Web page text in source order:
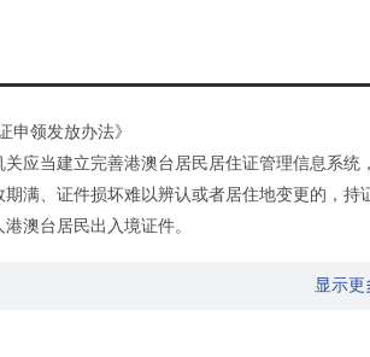
申领发放办法》
应当建立完善港澳台居民居住证管理信息系统
满、证件损坏难以辨认或者居住地变更的，持
澳台居民出入境证件。
显示更